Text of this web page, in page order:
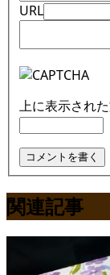
URL
上に表示され
関連記事